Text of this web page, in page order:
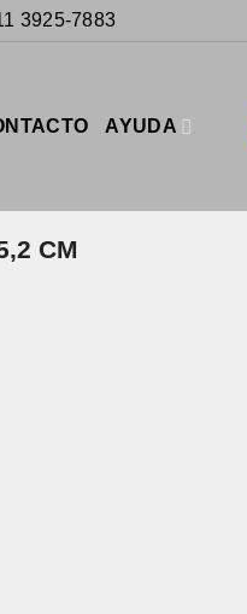
3925-7883
AYUDA
CM